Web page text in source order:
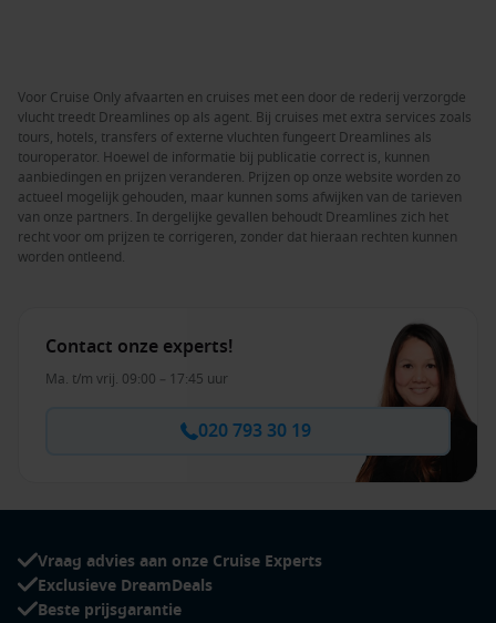
Voor Cruise Only afvaarten en cruises met een door de rederij verzorgde
vlucht treedt Dreamlines op als agent. Bij cruises met extra services zoals
tours, hotels, transfers of externe vluchten fungeert Dreamlines als
touroperator. Hoewel de informatie bij publicatie correct is, kunnen
aanbiedingen en prijzen veranderen. Prijzen op onze website worden zo
actueel mogelijk gehouden, maar kunnen soms afwijken van de tarieven
van onze partners. In dergelijke gevallen behoudt Dreamlines zich het
recht voor om prijzen te corrigeren, zonder dat hieraan rechten kunnen
worden ontleend.
Contact onze experts!
Ma. t/m vrij. 09:00 – 17:45 uur
020 793 30 19
Vraag advies aan onze Cruise Experts
Exclusieve DreamDeals
Beste prijsgarantie